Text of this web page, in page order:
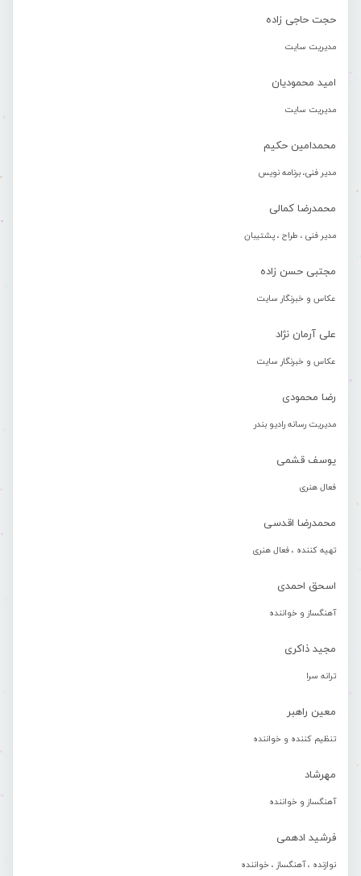
حجت حاجی زاده
مدیریت سایت
امید محمودیان
مدیریت سایت
محمدامین حکیم
مدیر فنی، برنامه نویس
محمدرضا کمالی
مدیر فنی ، طراح ، پشتیبان
مجتبی حسن زاده
عکاس و خبرنگار سایت
علی آرمان نژاد
عکاس و خبرنگار سایت
رضا محمودی
مدیریت رسانه رادیو بندر
یوسف قشمی
فعال هنری
محمدرضا اقدسی
تهیه کننده ، فعال هنری
اسحق احمدی
آهنگساز و خواننده
مجید ذاکری
ترانه سرا
معین راهبر
تنظیم کننده و خواننده
مهرشاد
آهنگساز و خواننده
فرشید ادهمی
نوازنده ، آهنگساز ، خواننده